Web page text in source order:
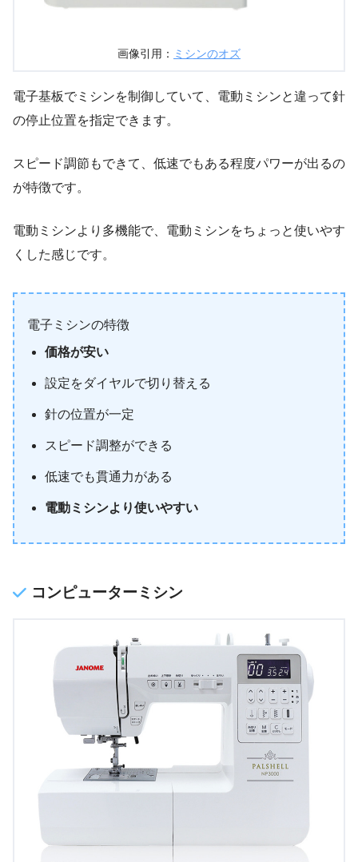
画像引用： ミシンのオズ
電子基板でミシンを制御していて、電動ミシンと違って針
の停止位置を指定できます。
スピード調節もできて、低速でもある程度パワーが出るの
が特徴です。
電動ミシンより多機能で、電動ミシンをちょっと使いやす
くした感じです。
電子ミシンの特徴
価格が安い
設定をダイヤルで切り替える
針の位置が一定
スピード調整ができる
低速でも貫通力がある
電動ミシンより使いやすい
コンピューターミシン